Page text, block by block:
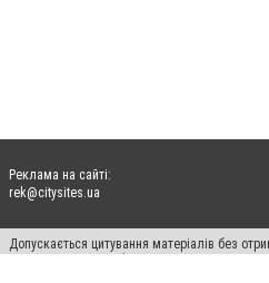
Реклама на сайті:
rek@citysites.ua
Допускається цитування матеріалів без
пошукових систем гіперпосилання на